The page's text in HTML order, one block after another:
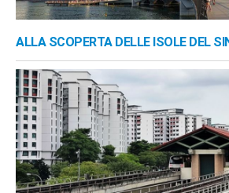
ALLA SCOPERTA DELLE ISOLE DEL